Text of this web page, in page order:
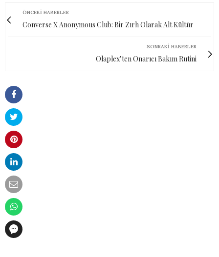
ÖNCEKI HABERLER
Converse X Anonymous Club: Bir Zırh Olarak Alt Kültür
SONRAKI HABERLER
Olaplex’ten Onarıcı Bakım Rutini